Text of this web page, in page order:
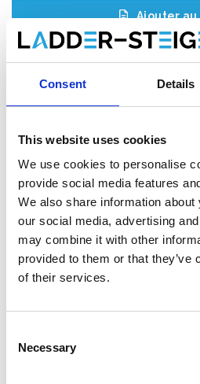
Consent Details
This website uses cookies
We use cookies to personalise
provide social media features
We also share information
our social media, advertising
may combine it with other
provided to them or that they’ve
of their services.
Selection
Necessary
Ajouter au
Description
L'échafaudage roulant universel
échafaudage roulant en aluminium
d'assise
forme avec un plaque en bois.